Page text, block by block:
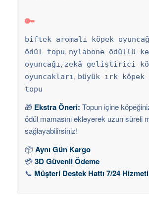
🔑
biftek aromalı köpek
ödül topu, nylabone ödüllü
oyuncağı, zekâ geliştirici
oyuncakları, büyük ırk köpek
topu
🎁 Ekstra Öneri: Topun içine
ödül mamasını ekleyerek uzun süreli
sağlayabilirsiniz!
📦 Aynı Gün Kargo
💳3D Güvenli Ödeme
📞 Müşteri Destek Hattı 7/24